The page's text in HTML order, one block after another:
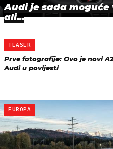
Audi je sada
ali...
TEASER
Prve fotografije: Ovo je novi
Audi u povijesti
EUROPA